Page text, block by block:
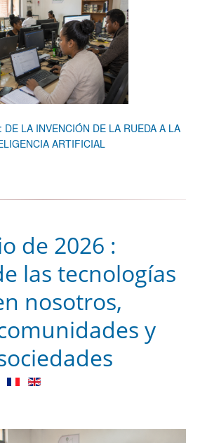
LA INVENCIÓN DE LA RUEDA A LA
ARTIFICIAL
de 2026 :
las tecnologías
nosotros,
y
llenar!